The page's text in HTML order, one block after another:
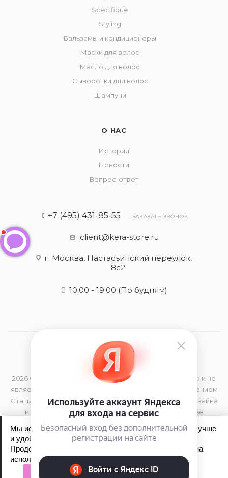
Specifique
Styling
Бальзамы и кондиционеры
Маски для волос
Масло для волос
Сыворотки для волос
Шампуни
О НАС
История
Новости
Вопрос-ответ
+7 (495) 431-85-55 ЗАКАЗАТЬ ЗВОНОК
client@kera-store.ru
г. Москва, Настасьинский переулок,
8с2
10:00 - 19:00 (По будням)
2026 © Данный сайт носит информационный характер и не
является публичной офертой, определяемой положением
Статьи 437 (2) Гражданского Кодекса РФ Элементы дизайна
и торговая марка принадлежат компании Kerastase
Обработка персональных данных
Политика конфиденциальности
Мы используем файлы cookie, чтобы сайт работал лучше
и удобнее для вас.
Продолжая пользоваться сайтом, вы соглашаетесь на
использование файлов cookie.
Принять